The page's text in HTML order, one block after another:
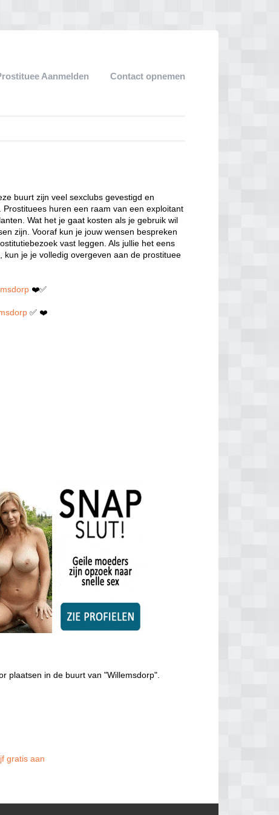
Aanmelden Contact opnemen
buurt zijn veel sexclubs gevestigd en
huren een raam van een exploitant
Wat het je gaat kosten als je gebruik wil
zijn. Vooraf kun je jouw wensen bespreken
vast leggen. Als jullie het eens
je je volledig overgeven aan de prostituee
❤️✅
✅ ❤️
plaatsen in de buurt van "Willemsdorp".
gratis aan